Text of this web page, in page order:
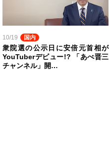
10/19 国内
衆院選の公示日に安倍元首相が
YouTuberデビュー!? 「あべ晋三
チャンネル」開…